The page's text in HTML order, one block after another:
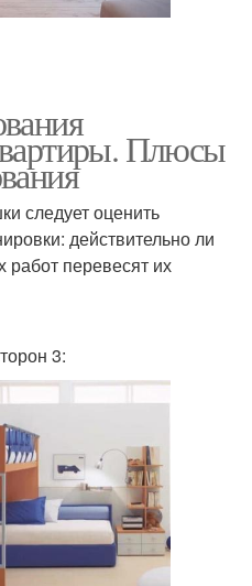
Плюсы
следует оценить
действительно ли
перевесят их
3: